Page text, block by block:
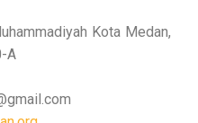
Kota Medan,
A